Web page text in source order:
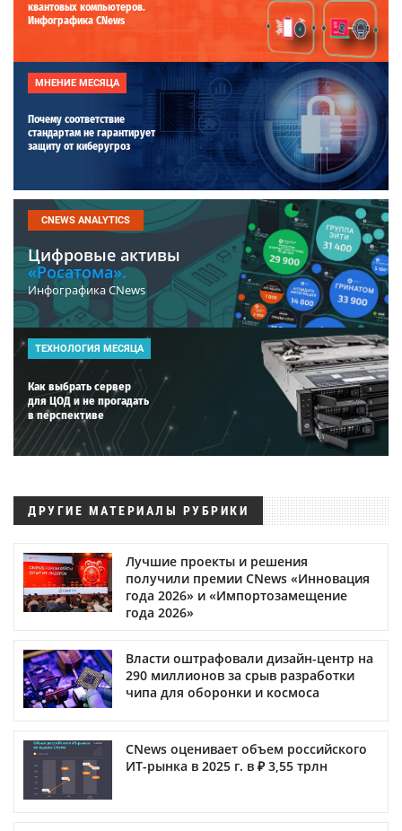
квантовых компьютеров.
Инфографика CNews
МНЕНИЕ МЕСЯЦА
Почему соответствие
стандартам не гарантирует
защиту от киберугроз
CNEWS ANALYTICS
Цифровые активы
«Росатома».
Инфографика CNews
ТЕХНОЛОГИЯ МЕСЯЦА
Как выбрать сервер
для ЦОД и не прогадать
в перспективе
ДРУГИЕ МАТЕРИАЛЫ РУБРИКИ
Лучшие проекты и решения
получили премии CNews «Инновация
года 2026» и «Импортозамещение
года 2026»
Власти оштрафовали дизайн-центр на
290 миллионов за срыв разработки
чипа для оборонки и космоса
CNews оценивает объем российского
ИТ-рынка в 2025 г. в ₽ 3,55 трлн